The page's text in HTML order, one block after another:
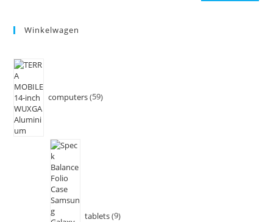
Winkelwagen
computers 59
tablets 9